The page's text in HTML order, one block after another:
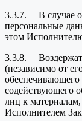
3.3.7. В случае
персональные
этом
3.3.8.
(независимо от
содействующего
лиц к
Исполнителем